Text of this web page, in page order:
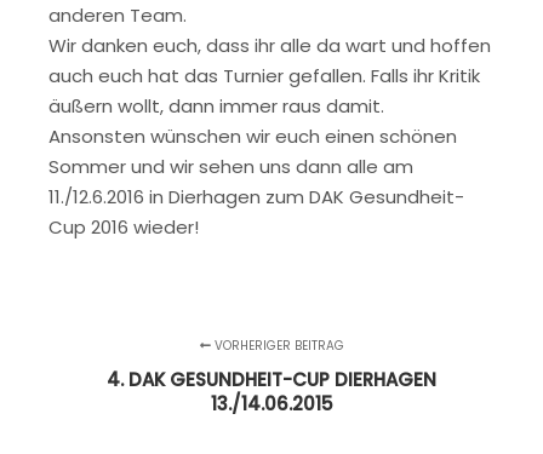
anderen Team.
Wir danken euch, dass ihr alle da wart und hoffen
auch euch hat das Turnier gefallen. Falls ihr Kritik
äußern wollt, dann immer raus damit.
Ansonsten wünschen wir euch einen schönen
Sommer und wir sehen uns dann alle am
11./12.6.2016 in Dierhagen zum DAK Gesundheit-
Cup 2016 wieder!
VORHERIGER BEITRAG
4. DAK GESUNDHEIT-CUP DIERHAGEN
13./14.06.2015